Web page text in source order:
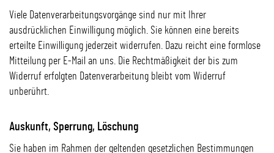
Viele Datenverarbeitungsvorgänge sind nur mit Ihrer
ausdrücklichen Einwilligung möglich. Sie können eine bereits
erteilte Einwilligung jederzeit widerrufen. Dazu reicht eine formlose
Mitteilung per E-Mail an uns. Die Rechtmäßigkeit der bis zum
Widerruf erfolgten Datenverarbeitung bleibt vom Widerruf
unberührt.
Auskunft, Sperrung, Löschung
Sie haben im Rahmen der geltenden gesetzlichen Bestimmungen